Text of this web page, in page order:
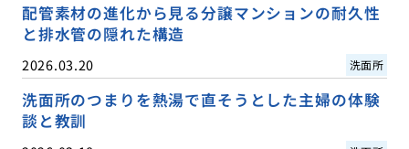
配管素材の進化から見る分譲マンションの耐久性
と排水管の隠れた構造
2026.03.20 洗面所
洗面所のつまりを熱湯で直そうとした主婦の体験
談と教訓